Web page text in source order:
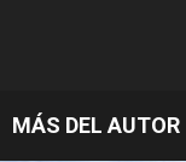
MÁS DEL AUTOR